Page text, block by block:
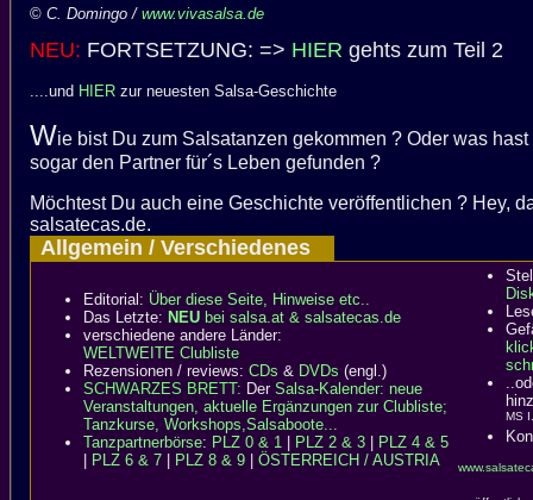
© C. Domingo / www.vivasalsa.de
NEU: FORTSETZUNG: => HIER gehts zum Teil 2
....und HIER zur neuesten Salsa-Geschichte
Wie bist Du zum Salsatanzen gekommen ? Oder was
sogar den Partner für´s Leben gefunden ?
Möchtest Du auch eine Geschichte veröffentlichen ? Hey,
salsatecas.de.
Allgemein / Verschiedenes
Editorial: Über diese Seite, Hinweise etc..
Das Letzte: NEU bei salsa.at & salsatecas.de
verschiedene andere Länder:
WELTWEITE Clubliste
Rezensionen / reviews: CDs & DVDs (engl.)
SCHWARZES BRETT: Der Salsa-Kalender: neue
Veranstaltungen, aktuelle Ergänzungen zur Clubliste;
Tanzkurse, Workshops,Salsaboote...
Tanzpartnerbörse: PLZ 0 & 1 PLZ 2 & 3
PLZ 4 & 5
PLZ 6 & 7 PLZ 8 & 9 ÖSTERREICH / AUSTRIA
MS